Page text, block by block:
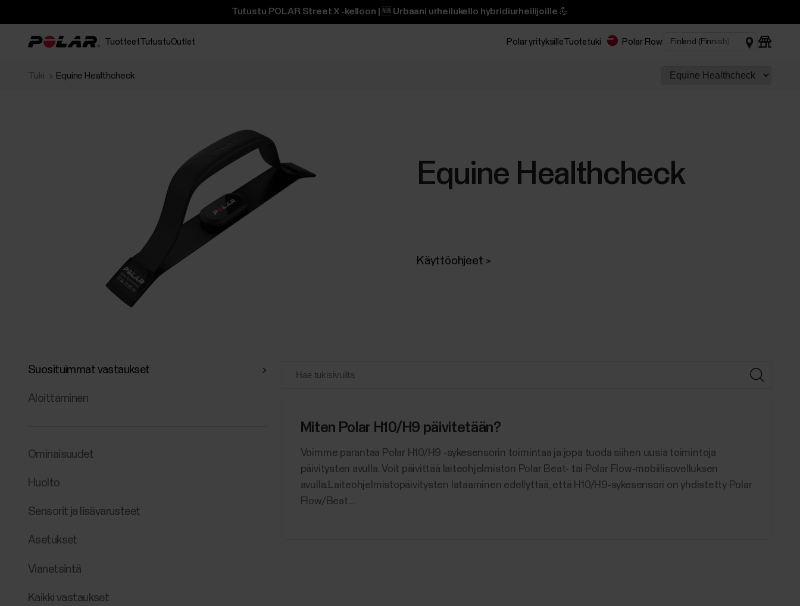
Tutustu POLAR Street X ‑kelloon | 🆕 Urbaani urheilukello hybridiurheilijoille 💪
TuotteetTutustuOutlet Polar yrityksilleTuotetuki Polar Flow
Tuki Equine Healthcheck
Equine Healthcheck
Käyttöohjeet
Suosituimmat vastaukset
Aloittaminen
Ominaisuudet
Huolto
Sensorit ja lisävarusteet
Asetukset
Vianetsintä
Kaikki vastaukset
Miten Polar H10/H9 päivitetään?
Voimme parantaa Polar H10/H9 -sykesensorin toimintaa ja jopa tuoda siihen uusia toimintoja
päivitysten avulla. Voit päivittää laiteohjelmiston Polar Beat- tai Polar Flow-mobiilisovelluksen
avulla.Laiteohjelmistopäivitysten lataaminen edellyttää, että H10/H9-sykesensori on yhdistetty Polar
Flow/Beat...